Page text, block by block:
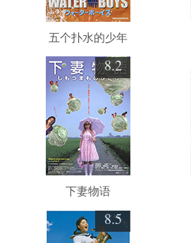
五个扑水的少年
8.2
下妻物语
8.5